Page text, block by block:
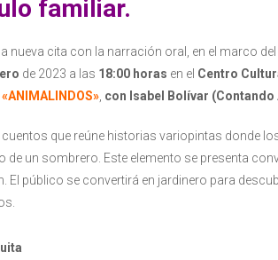
familiar.
nueva cita con la narración oral, en el marco del
de 2023 a las 18:00 horas en el Centro
«ANIMALINDOS» con Isabel Bolívar (Contando
cuentos que reúne historias variopintas donde
de un sombrero. Este elemento se presenta
El público se convertirá en jardinero para